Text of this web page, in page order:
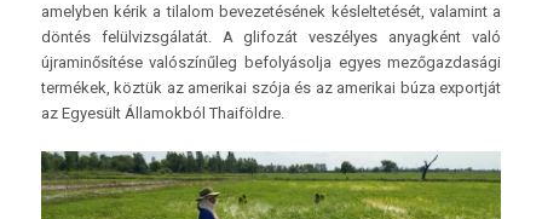
amelyben kérik a tilalom bevezetésének késleltetését, valamint a
döntés felülvizsgálatát. A glifozát veszélyes anyagként való
újraminősítése valószínűleg befolyásolja egyes mezőgazdasági
termékek, köztük az amerikai szója és az amerikai búza exportját
az Egyesült Államokból Thaiföldre.